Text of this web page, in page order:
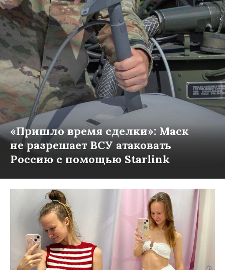
«Пришло время сделки»: Маск
не разрешает ВСУ атаковать
Россию с помощью Starlink